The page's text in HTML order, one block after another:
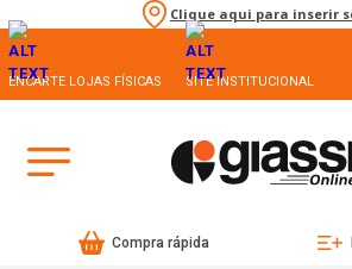
Clique aqui para inserir
ENCARTE LOJAS FÍSICAS SITE INSTITUCIONAL
Compra rápida